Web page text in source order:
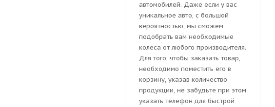
автомобилей. Даже если у вас
уникальное авто, с большой
вероятностью, мы сможем
подобрать вам необходимые
колеса от любого производителя.
Для того, чтобы заказать товар,
необходимо поместить его в
корзину, указав количество
продукции, не забудьте при этом
указать телефон для быстрой